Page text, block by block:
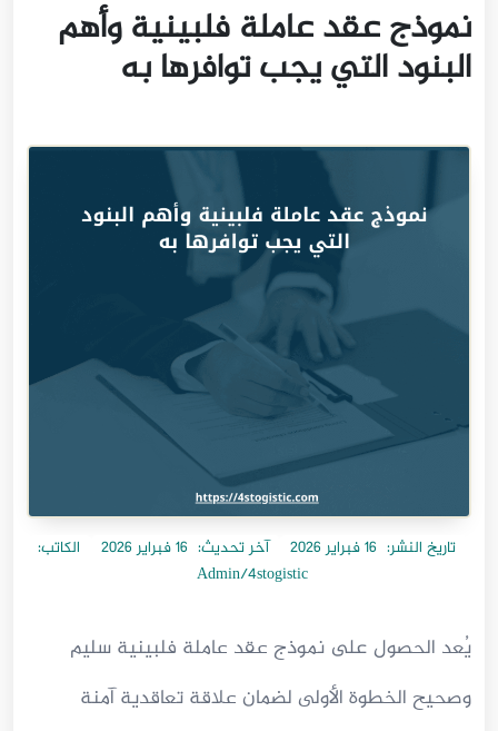
نموذج عقد عاملة فلبينية وأهم
البنود التي يجب توافرها به
تاريخ النشر: 16 فبراير 2026 آخر تحديث: 16 فبراير 2026
الكاتب:
Admin/4stogistic
يُعد الحصول على نموذج عقد عاملة فلبينية سليم
وصحيح الخطوة الأولى لضمان علاقة تعاقدية آمنة